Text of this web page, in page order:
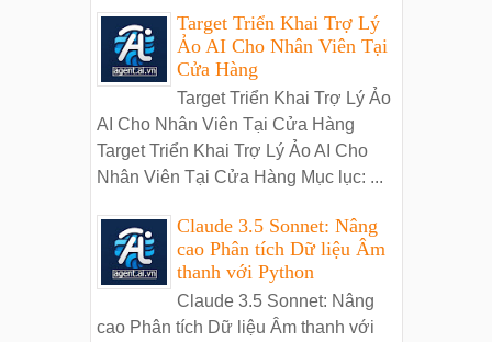
Target Triển Khai Trợ Lý
Ảo AI Cho Nhân Viên Tại
Cửa Hàng
Target Triển Khai Trợ Lý Ảo
AI Cho Nhân Viên Tại Cửa Hàng
Target Triển Khai Trợ Lý Ảo AI Cho
Nhân Viên Tại Cửa Hàng Mục lục: ...
Claude 3.5 Sonnet: Nâng
cao Phân tích Dữ liệu Âm
thanh với Python
Claude 3.5 Sonnet: Nâng
cao Phân tích Dữ liệu Âm thanh với